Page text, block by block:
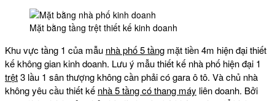
Mặt bằng tầng trệt thiết kế kinh doanh
Khu vực tầng 1 của mẫu nhà phố 5 tầng mặt tiền 4m hiện đại thiết
kế không gian kinh doanh. Lưu ý mẫu thiết kế nhà phố hiện đại 1
trệt3 lầu 1 sân thượng không cần phải có gara ô tô. Và chủ nhà
không yêu cầu thiết kế nhà 5 tầng có thang máy liên doanh. Bởi